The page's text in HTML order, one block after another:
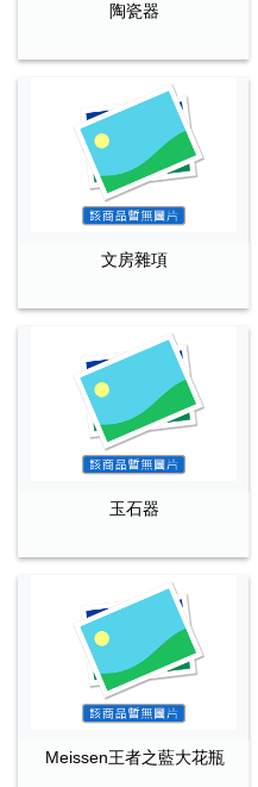
陶瓷器
文房雜項
玉石器
Meissen王者之藍大花瓶